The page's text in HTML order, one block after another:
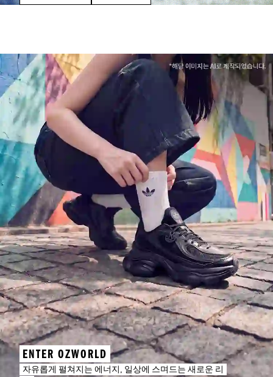
ENTER OZWORLD
자유롭게 펼쳐지는 에너지, 일상에 스며드는 새로운 리